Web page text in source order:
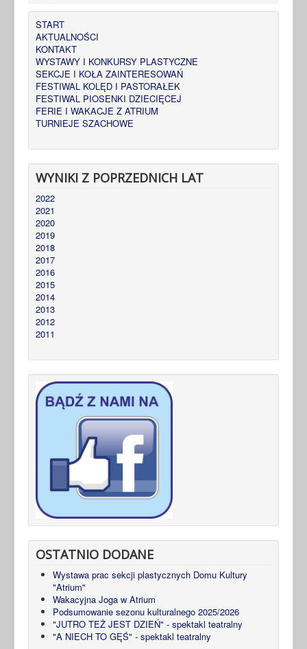
START
AKTUALNOŚCI
KONTAKT
WYSTAWY I KONKURSY PLASTYCZNE
SEKCJE I KOŁA ZAINTERESOWAŃ
FESTIWAL KOLĘD I PASTORAŁEK
FESTIWAL PIOSENKI DZIECIĘCEJ
FERIE I WAKACJE Z ATRIUM
TURNIEJE SZACHOWE
WYNIKI Z POPRZEDNICH LAT
2022
2021
2020
2019
2018
2017
2016
2015
2014
2013
2012
2011
OSTATNIO DODANE
Wystawa prac sekcji plastycznych Domu Kultury
"Atrium"
Wakacyjna Joga w Atrium
Podsumowanie sezonu kulturalnego 2025/2026
"JUTRO TEŻ JEST DZIEŃ" - spektakl teatralny
"A NIECH TO GĘŚ" - spektakl teatralny